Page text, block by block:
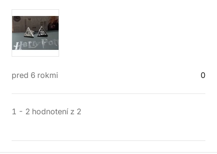
pred 6 rokmi 0
1 - 2 hodnotení z 2